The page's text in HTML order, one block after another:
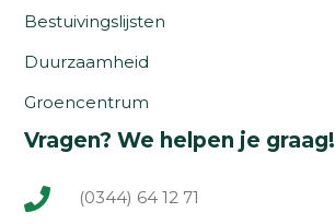
Bestuivingslijsten
Duurzaamheid
Groencentrum
Vragen? We helpen je graag!
(0344) 64 12 71